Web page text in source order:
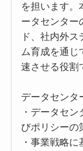
を担います。
ータセンター
ド、社内外
ム育成を通じ
速させる役割
データセンタ
・データセ
びポリシーの
・事業戦略